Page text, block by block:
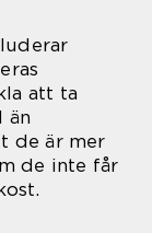
att ta
än
de är mer
de inte får